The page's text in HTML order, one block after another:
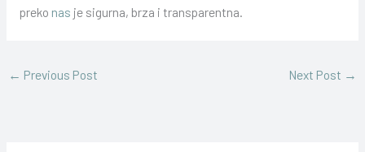
preko nas je sigurna, brza i transparentna.
← Previous Post Next Post →